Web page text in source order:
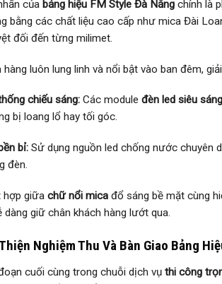
của bảng hiệu FM Style Đà Nẵng chính là
bằng các chất liệu cao cấp như mica Đài
đối đến từng milimet.
luôn lung linh và nổi bật vào ban đêm,
chiếu sáng:Các module đèn led siêu sáng
bị loang lổ hay tối góc.
bỉ:Sử dụng nguồn led chống nước chuyên
đèn.
giữa chữ nổi mica đổ sáng bề mặt cùng
dàng giữ chân khách hàng lướt qua.
Nghiệm Thu Và Bàn Giao Bảng
cuối cùng trong chuỗi dịch vụ thi công